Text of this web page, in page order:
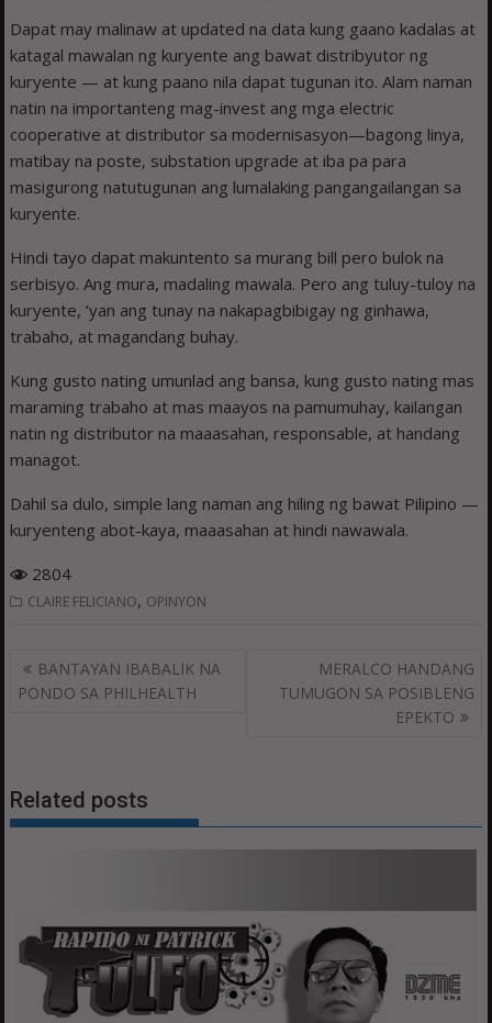
Dapat may malinaw at updated na data kung gaano kadalas at
katagal mawalan ng kuryente ang bawat distribyutor ng
kuryente — at kung paano nila dapat tugunan ito. Alam naman
natin na importanteng mag-invest ang mga electric
cooperative at distributor sa modernisasyon—bagong linya,
matibay na poste, substation upgrade at iba pa para
masigurong natutugunan ang lumalaking pangangailangan sa
kuryente.
Hindi tayo dapat makuntento sa murang bill pero bulok na
serbisyo. Ang mura, madaling mawala. Pero ang tuluy-tuloy na
kuryente, ‘yan ang tunay na nakapagbibigay ng ginhawa,
trabaho, at magandang buhay.
Kung gusto nating umunlad ang bansa, kung gusto nating mas
maraming trabaho at mas maayos na pamumuhay, kailangan
natin ng distributor na maaasahan, responsable, at handang
managot.
Dahil sa dulo, simple lang naman ang hiling ng bawat Pilipino —
kuryenteng abot-kaya, maaasahan at hindi nawawala.
2804
CLAIRE FELICIANO, OPINYON
Post
navigation
BANTAYAN IBABALIK NA
PONDO SA PHILHEALTH
MERALCO HANDANG
TUMUGON SA POSIBLENG
EPEKTO
Related posts